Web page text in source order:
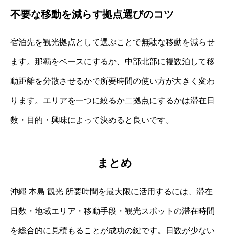
不要な移動を減らす拠点選びのコツ
宿泊先を観光拠点として選ぶことで無駄な移動を減らせ
ます。那覇をベースにするか、中部北部に複数泊して移
動距離を分散させるかで所要時間の使い方が大きく変わ
ります。エリアを一つに絞るか二拠点にするかは滞在日
数・目的・興味によって決めると良いです。
まとめ
沖縄 本島 観光 所要時間を最大限に活用するには、滞在
日数・地域エリア・移動手段・観光スポットの滞在時間
を総合的に見積もることが成功の鍵です。日数が少ない